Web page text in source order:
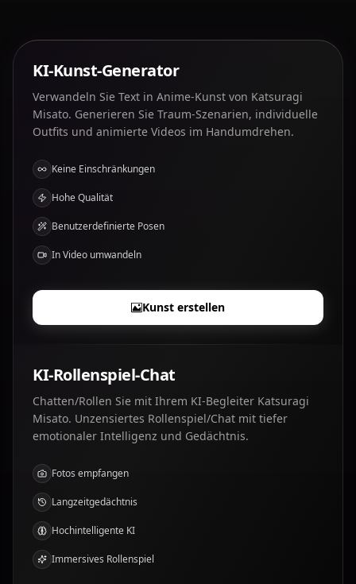
KI-Kunst-Generator
Verwandeln Sie Text in Anime-Kunst von Katsuragi
Misato. Generieren Sie Traum-Szenarien, individuelle
Outfits und animierte Videos im Handumdrehen.
Keine Einschränkungen
Hohe Qualität
Benutzerdefinierte Posen
In Video umwandeln
Kunst erstellen
KI-Rollenspiel-Chat
Chatten/Rollen Sie mit Ihrem KI-Begleiter Katsuragi
Misato. Unzensiertes Rollenspiel/Chat mit tiefer
emotionaler Intelligenz und Gedächtnis.
Fotos empfangen
Langzeitgedächtnis
Hochintelligente KI
Immersives Rollenspiel